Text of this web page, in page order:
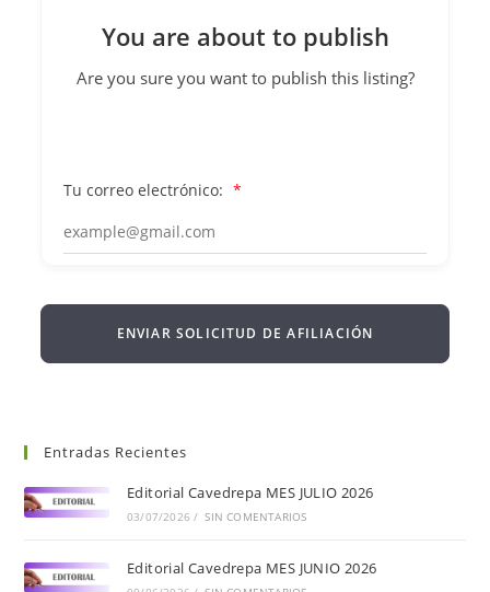
You are about to publish
Are you sure you want to publish this listing?
Tu correo electrónico: *
ENVIAR SOLICITUD DE AFILIACIÓN
Entradas Recientes
Editorial Cavedrepa MES JULIO 2026
03/07/2026 / SIN COMENTARIOS
Editorial Cavedrepa MES JUNIO 2026